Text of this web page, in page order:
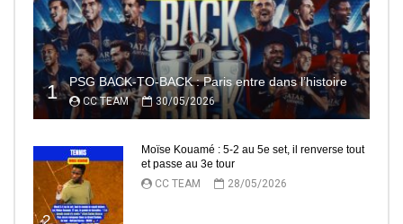
1 PSG BACK-TO-BACK : Paris entre dans l’histoire
CC TEAM 30/05/2026
Moïse Kouamé : 5-2 au 5e set, il renverse tout
et passe au 3e tour
CC TEAM
28/05/2026